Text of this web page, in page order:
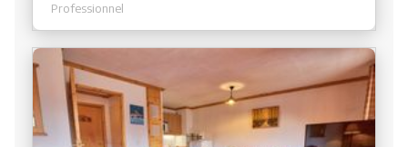
Professionnel